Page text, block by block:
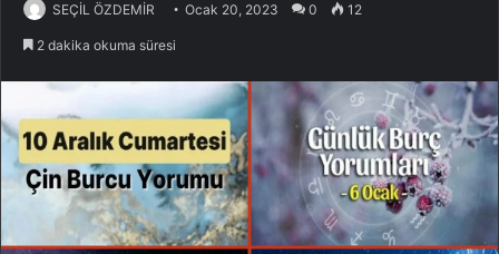
SEÇİL ÖZDEMİR Ocak 20, 2023 0 12
2 dakika okuma süresi